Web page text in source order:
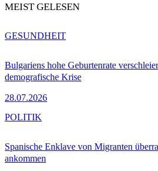
MEIST GELESEN
Bulgariens hohe Geburtenrate
demografische Krise
28.07.2026
GESUNDHEIT
Spanische Enklave von Migranten
ankommen
POLITIK